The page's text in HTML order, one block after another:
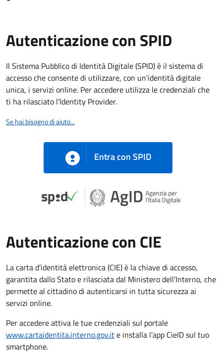
Autenticazione con SPID
Il Sistema Pubblico di Identità Digitale (SPID) è il sistema di
accesso che consente di utilizzare, con un'identità digitale
unica, i servizi online. Per accedere utilizza le credenziali che
ti ha rilasciato l’Identity Provider.
Se hai bisogno di aiuto...
Entra con SPID
Autenticazione con CIE
La carta d’identità elettronica (CIE) è la chiave di accesso,
garantita dallo Stato e rilasciata dal Ministero dell’Interno, che
permette al cittadino di autenticarsi in tutta sicurezza ai
servizi online.
Per accedere attiva le tue credenziali sul portale
www.cartaidentita.interno.gov.ite installa l'app CieID sul tuo
smartphone.